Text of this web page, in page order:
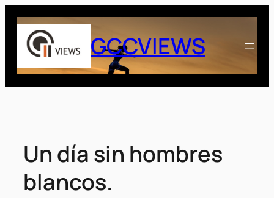
Saltar
contenido
GCCVIEWS
Un día sin hombres
blancos.